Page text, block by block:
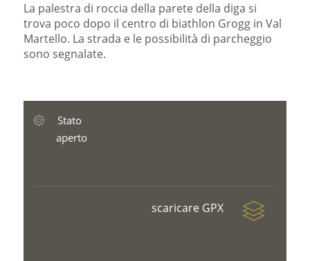
La palestra di roccia della parete della diga si
trova poco dopo il centro di biathlon Grogg in Val
Martello. La strada e le possibilità di parcheggio
sono segnalate.
Stato
aperto
scaricare GPX